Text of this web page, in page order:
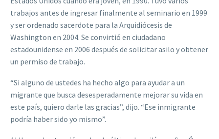
trabajos antes de ingresar finalmente al seminario en 1999
y ser ordenado sacerdote para la Arquidiócesis de
Washington en 2004. Se convirtió en ciudadano
estadounidense en 2006 después de solicitar asilo y obtener
un permiso de trabajo.
“Si alguno de ustedes ha hecho algo para ayudar a un
migrante que busca desesperadamente mejorar su vida en
este país, quiero darle las gracias”, dijo. “Ese inmigrante
podría haber sido yo mismo”.